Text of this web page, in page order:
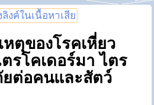
ลิงค์ในเนื้อหาเสีย
หตุของโรคเหี่ยว
รโคเดอร์มา ไตร
ต่อคนและสัตว์